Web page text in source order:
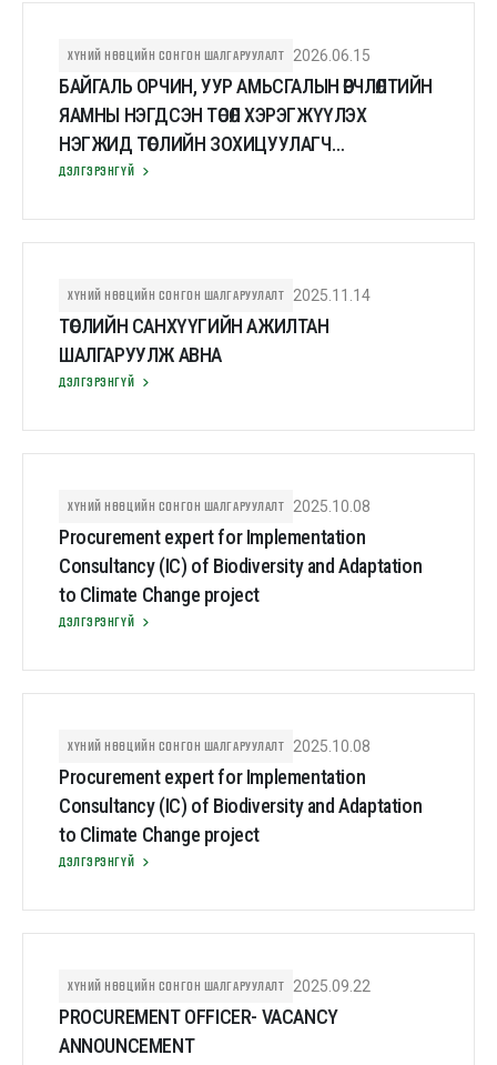
ХҮНИЙ НӨӨЦИЙН СОНГОН ШАЛГАРУУЛАЛТ 2026.06.15
БАЙГАЛЬ ОРЧИН, УУР АМЬСГАЛЫН ӨӨРЧЛӨЛТИЙН
ЯАМНЫ НЭГДСЭН ТӨСӨЛ ХЭРЭГЖҮҮЛЭХ
НЭГЖИД ТӨСЛИЙН ЗОХИЦУУЛАГЧ
ШАЛГАРУУЛЖ АВНА
ДЭЛГЭРЭНГҮЙ
ХҮНИЙ НӨӨЦИЙН СОНГОН ШАЛГАРУУЛАЛТ 2025.11.14
ТӨСЛИЙН САНХҮҮГИЙН АЖИЛТАН
ШАЛГАРУУЛЖ АВНА
ДЭЛГЭРЭНГҮЙ
ХҮНИЙ НӨӨЦИЙН СОНГОН ШАЛГАРУУЛАЛТ 2025.10.08
Procurement expert for Implementation
Consultancy (IC) of Biodiversity and Adaptation
to Climate Change project
ДЭЛГЭРЭНГҮЙ
ХҮНИЙ НӨӨЦИЙН СОНГОН ШАЛГАРУУЛАЛТ 2025.10.08
Procurement expert for Implementation
Consultancy (IC) of Biodiversity and Adaptation
to Climate Change project
ДЭЛГЭРЭНГҮЙ
ХҮНИЙ НӨӨЦИЙН СОНГОН ШАЛГАРУУЛАЛТ 2025.09.22
PROCUREMENT OFFICER- VACANCY
ANNOUNCEMENT